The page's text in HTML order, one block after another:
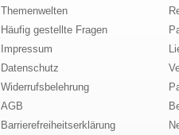
Themenwelten
Häufig gestellte Fragen
Impressum
Datenschutz
Widerrufsbelehrung
AGB
Barrierefreiheitserklärung